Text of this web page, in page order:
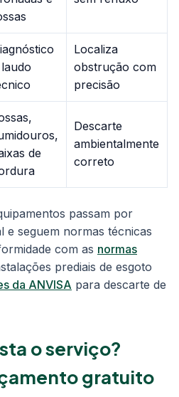
Localiza
obstrução com
precisão
de
Descarte
ambientalmente
correto
passam por
e seguem normas técnicas
com as normas
prediais de esgoto
da ANVISA para descarte de
o serviço?
gratuito